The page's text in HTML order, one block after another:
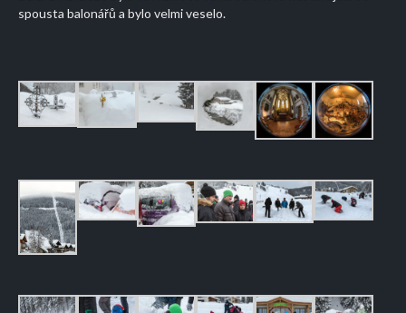
spousta balonářů a bylo velmi veselo.